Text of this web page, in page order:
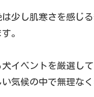
少し肌寒さを感じる
。
イベントを厳選して
気候の中で無理な